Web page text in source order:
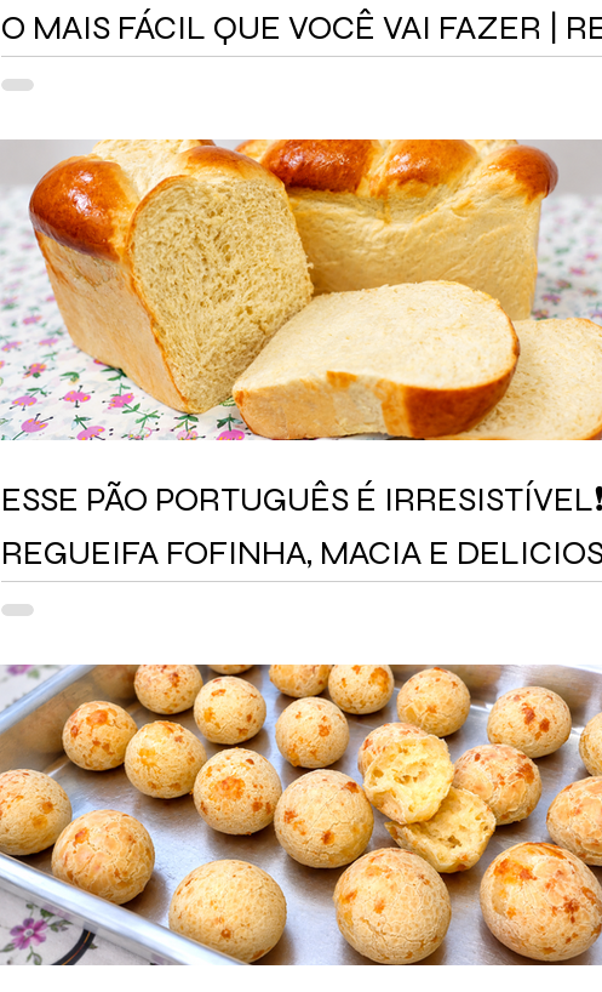
O MAIS FÁCIL QUE VOCÊ VAI FAZER |
MUITO E DERRETE NA BOCA!
ESSE PÃO PORTUGUÊS É
REGUEIFA FOFINHA, MACIA E